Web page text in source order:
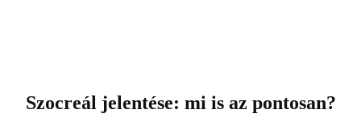
Szocreál jelentése: mi is az pontosan?